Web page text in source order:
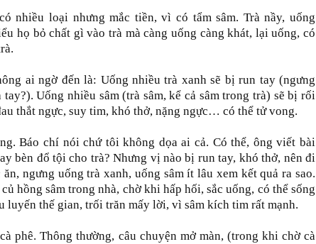
nhiều loại nhưng mắc tiền, vì có tẩm sâm. Trà nầy, uống
họ bỏ chất gì vào trà mà càng uống càng khát, lại uống, có
ai ngờ đến là: Uống nhiều trà xanh sẽ bị run tay (ngưng
tay?). Uống nhiều sâm (trà sâm, kể cả sâm trong trà) sẽ bị rối
thắt ngực, suy tim, khó thở, nặng ngực… có thể tử vong.
Báo chí nói chứ tôi không dọa ai cả. Có thể, ông viết bài
bèn đổ tội cho trà? Nhưng vị nào bị run tay, khó thở, nên đi
ăn, ngưng uống trà xanh, uống sâm ít lâu xem kết quả ra sao.
hồng sâm trong nhà, chờ khi hấp hối, sắc uống, có thể sống
luyến thế gian, trối trăn mấy lời, vì sâm kích tim rất mạnh.
phê. Thông thường, câu chuyện mở màn, (trong khi chờ cà